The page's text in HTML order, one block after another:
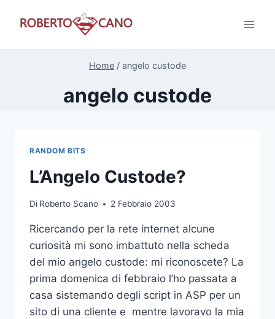
Home / angelo custode
angelo custode
RANDOM BITS
L’Angelo Custode?
Di Roberto Scano 2 Febbraio 2003
Ricercando per la rete internet alcune
curiosità mi sono imbattuto nella scheda
del mio angelo custode: mi riconoscete? La
prima domenica di febbraio l’ho passata a
casa sistemando degli script in ASP per un
sito di una cliente e mentre lavoravo la mia